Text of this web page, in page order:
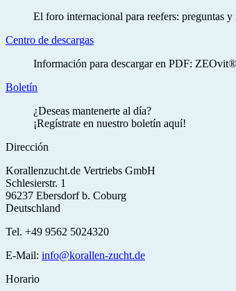
El foro internacional para reefers: preguntas y
Centro de descargas
Información para descargar en PDF:
Boletín
¿Deseas mantenerte al día?
¡Regístrate en nuestro boletín aquí!
Dirección
Korallenzucht.de Vertriebs GmbH
Schlesierstr. 1
96237 Ebersdorf b. Coburg
Deutschland
Tel. +49 9562 5024320
E-Mail: info@korallen-zucht.de
Horario